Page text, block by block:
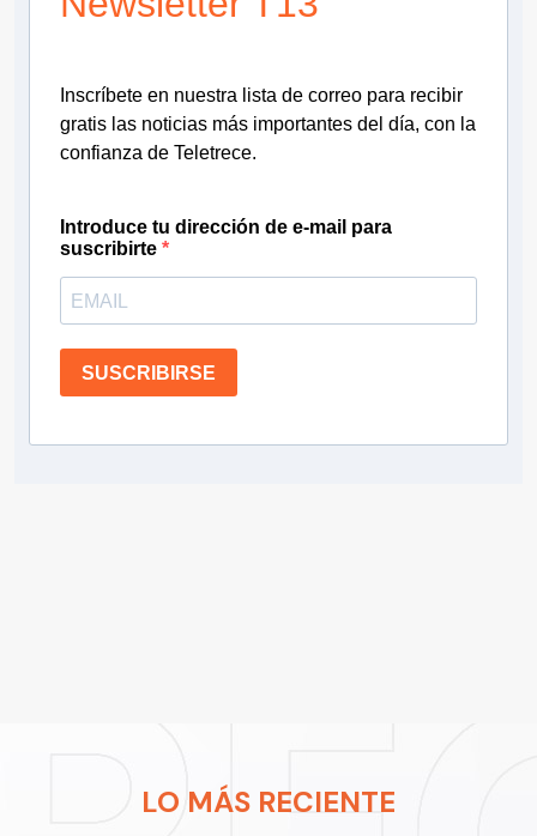
Inscríbete en nuestra lista de correo para recibir
gratis las noticias más importantes del día, con la
confianza de Teletrece.
Introduce tu dirección de e-mail para
suscribirte
SUSCRIBIRSE
LO MÁS RECIENTE